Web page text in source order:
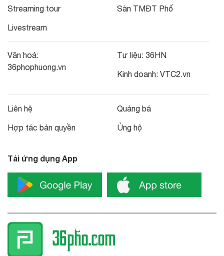
Streaming tour
Livestream
Sàn TMĐT Phố
Văn hoá:
36phophuong.vn
Tư liệu: 36HN
Kinh doanh: VTC2.vn
Liên hệ
Hợp tác bản quyền
Quảng bá
Ủng hộ
Tải ứng dụng App